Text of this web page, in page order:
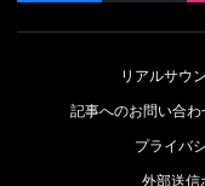
リアルサウ
記事へのお問い合わ
プライバ
外部送信